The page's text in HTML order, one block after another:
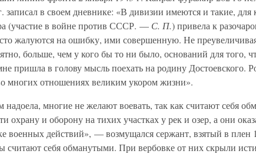
записал в своем дневнике: «В дивизии имеются и такие, для
(участие в войне против СССР. — С. П.) привела к
жалуются на ошибку, ими совершенную. Не
больше, чем у кого бы то ни было, оснований для того,
пришла в голову мысль поехать на родину Достоевского.
многих отношениях великим укором жизни».
надоела, многие не желают воевать, так как считают себя
охрану и оборону на тихих участках у рек и озер, а они
военных действий», — возмущался сержант, взятый в плен
считают себя обманутыми. При вербовке от них скрыли